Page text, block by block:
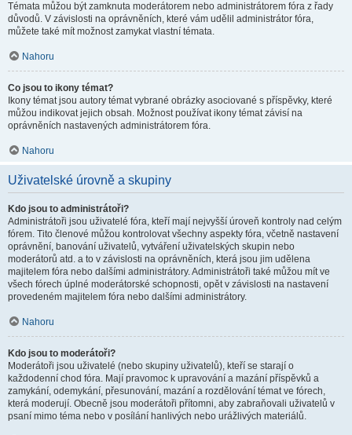
Témata můžou být zamknuta moderátorem nebo administrátorem fóra z řady
důvodů. V závislosti na oprávněních, které vám udělil administrátor fóra,
můžete také mít možnost zamykat vlastní témata.
Nahoru
Co jsou to ikony témat?
Ikony témat jsou autory témat vybrané obrázky asociované s příspěvky, které
můžou indikovat jejich obsah. Možnost používat ikony témat závisí na
oprávněních nastavených administrátorem fóra.
Nahoru
Uživatelské úrovně a skupiny
Kdo jsou to administrátoři?
Administrátoři jsou uživatelé fóra, kteří mají nejvyšší úroveň kontroly nad celým
fórem. Tito členové můžou kontrolovat všechny aspekty fóra, včetně nastavení
oprávnění, banování uživatelů, vytváření uživatelských skupin nebo
moderátorů atd. a to v závislosti na oprávněních, která jsou jim udělena
majitelem fóra nebo dalšími administrátory. Administrátoři také můžou mít ve
všech fórech úplné moderátorské schopnosti, opět v závislosti na nastavení
provedeném majitelem fóra nebo dalšími administrátory.
Nahoru
Kdo jsou to moderátoři?
Moderátoři jsou uživatelé (nebo skupiny uživatelů), kteří se starají o
každodenní chod fóra. Mají pravomoc k upravování a mazání příspěvků a
zamykání, odemykání, přesunování, mazání a rozdělování témat ve fórech,
která moderují. Obecně jsou moderátoři přítomni, aby zabraňovali uživatelů v
psaní mimo téma nebo v posílání hanlivých nebo urážlivých materiálů.